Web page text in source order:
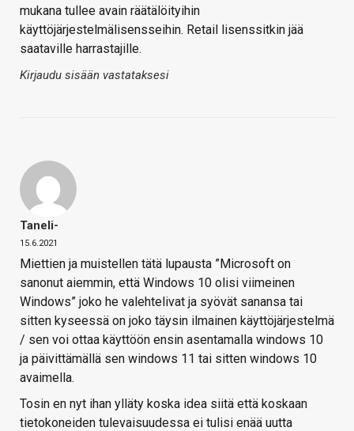
mukana tullee avain räätälöityihin
käyttöjärjestelmälisensseihin. Retail lisenssitkin jää
saataville harrastajille.
Kirjaudu sisään vastataksesi
Taneli-
15.6.2021
Miettien ja muistellen tätä lupausta ”Microsoft on
sanonut aiemmin, että Windows 10 olisi viimeinen
Windows” joko he valehtelivat ja syövät sanansa tai
sitten kyseessä on joko täysin ilmainen käyttöjärjestelmä
/ sen voi ottaa käyttöön ensin asentamalla windows 10
ja päivittämällä sen windows 11 tai sitten windows 10
avaimella.
Tosin en nyt ihan ylläty koska idea siitä että koskaan
tietokoneiden tulevaisuudessa ei tulisi enää uutta